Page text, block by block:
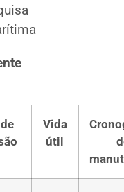
Vida
útil